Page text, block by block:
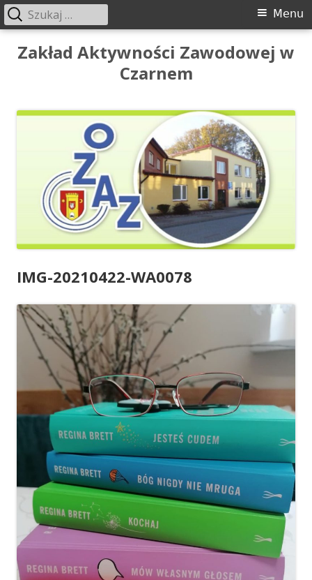
Przeskocz
Zakład Aktywności Zawodowej w
Czarnem
Menu
główne
Menu
Szukaj:
IMG-20210422-WA0078